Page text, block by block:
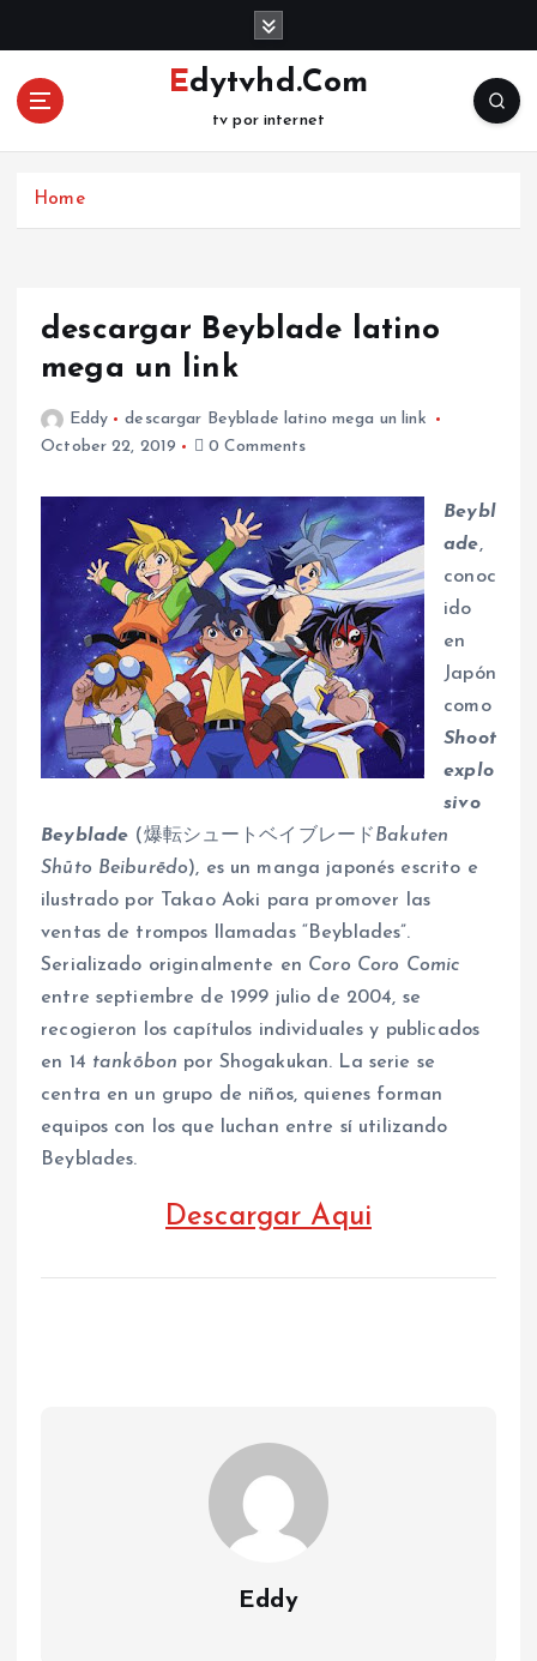
o
Edytvhd.Com
tv por internet
Home
descargar Beyblade latino
mega un link
Eddy
descargar Beyblade latino mega un link
October 22, 2019
0 Comments
Beybl
ade,
conoc
ido
en
Japón
como
Shoot
explo
sivo
Beyblade (爆転シュートベイブレード Bakuten
Shūto Beiburēdo), es un manga japonés escrito e
ilustrado por Takao Aoki para promover las
ventas de trompos llamadas “Beyblades”.
Serializado originalmente en Coro Coro Comic
entre septiembre de 1999 julio de 2004, se
recogieron los capítulos individuales y publicados
en 14 tankōbon por Shogakukan. La serie se
centra en un grupo de niños, quienes forman
equipos con los que luchan entre sí utilizando
Beyblades.
Descargar Aqui
Eddy